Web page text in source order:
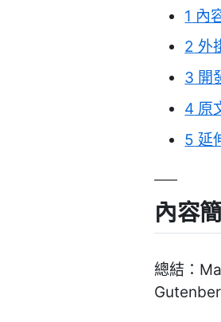
1 內
2 外
3 開
4 原
5 延
內容
總結：